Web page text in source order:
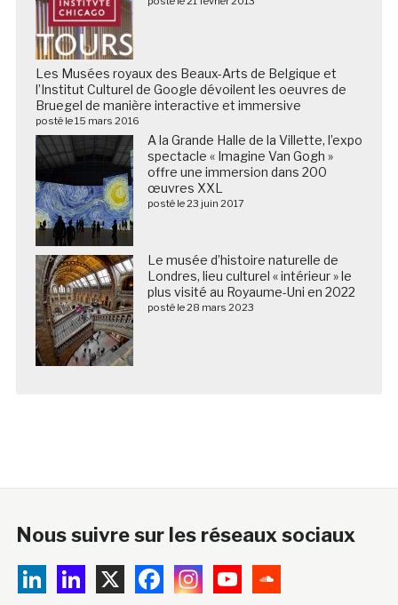
Les Musées royaux des Beaux-Arts de Belgique et
l’Institut Culturel de Google dévoilent les oeuvres de
Bruegel de manière interactive et immersive
posté le 15 mars 2016
A la Grande Halle de la Villette, l’expo
spectacle « Imagine Van Gogh »
offre une immersion dans 200
œuvres XXL
posté le 23 juin 2017
Le musée d’histoire naturelle de
Londres, lieu culturel « intérieur » le
plus visité au Royaume-Uni en 2022
posté le 28 mars 2023
Nous suivre sur les réseaux sociaux